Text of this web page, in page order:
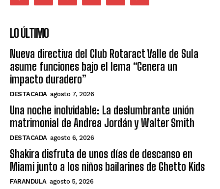
LO ÚLTIMO
Nueva directiva del Club Rotaract Valle de Sula
asume funciones bajo el lema “Genera un
impacto duradero”
DESTACADA agosto 7, 2026
Una noche inolvidable: La deslumbrante unión
matrimonial de Andrea Jordán y Walter Smith
DESTACADA agosto 6, 2026
Shakira disfruta de unos días de descanso en
Miami junto a los niños bailarines de Ghetto Kids
FARANDULA agosto 5, 2026